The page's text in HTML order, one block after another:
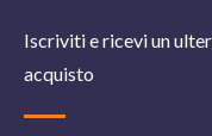
Iscriviti e ricevi un
acquisto